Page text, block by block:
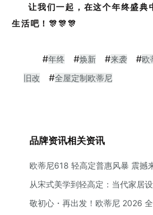
让我们一起，在这个年终盛典
生活吧！🎊🎊🎊
#年终 #焕新 #来袭 #欧
旧改
#全屋定制欧蒂尼
品牌资讯相关资讯
欧蒂尼618 轻高定普惠风暴 震撼
定制性价比
从宋式美学到轻高定：当代家居
质
敬初心・再出发！欧蒂尼 2026